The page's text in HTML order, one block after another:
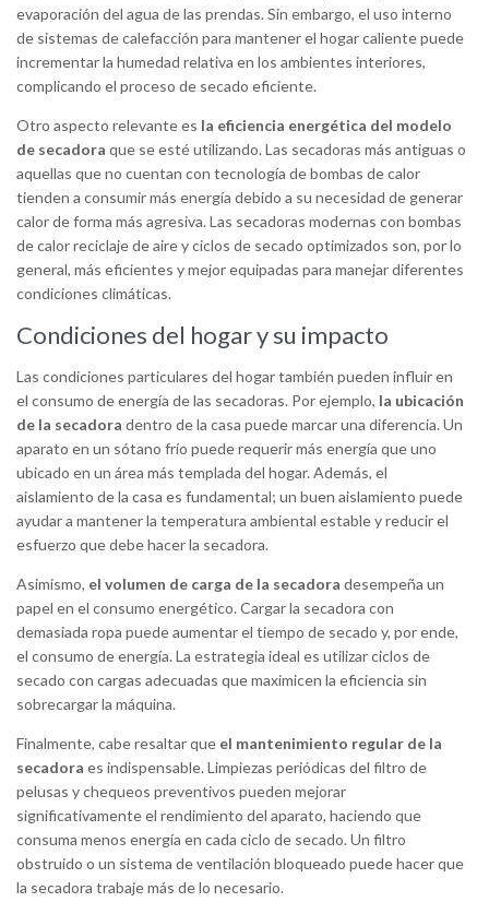
evaporación del agua de las prendas. Sin embargo, el uso interno
de sistemas de calefacción para mantener el hogar caliente puede
incrementar la humedad relativa en los ambientes interiores,
complicando el proceso de secado eficiente.
Otro aspecto relevante es la eficiencia energética del modelo
de secadora que se esté utilizando. Las secadoras más antiguas o
aquellas que no cuentan con tecnología de bombas de calor
tienden a consumir más energía debido a su necesidad de generar
calor de forma más agresiva. Las secadoras modernas con bombas
de calor reciclaje de aire y ciclos de secado optimizados son, por lo
general, más eficientes y mejor equipadas para manejar diferentes
condiciones climáticas.
Condiciones del hogar y su impacto
Las condiciones particulares del hogar también pueden influir en
el consumo de energía de las secadoras. Por ejemplo, la ubicación
de la secadora dentro de la casa puede marcar una diferencia. Un
aparato en un sótano frío puede requerir más energía que uno
ubicado en un área más templada del hogar. Además, el
aislamiento de la casa es fundamental; un buen aislamiento puede
ayudar a mantener la temperatura ambiental estable y reducir el
esfuerzo que debe hacer la secadora.
Asimismo, el volumen de carga de la secadora desempeña un
papel en el consumo energético. Cargar la secadora con
demasiada ropa puede aumentar el tiempo de secado y, por ende,
el consumo de energía. La estrategia ideal es utilizar ciclos de
secado con cargas adecuadas que maximicen la eficiencia sin
sobrecargar la máquina.
Finalmente, cabe resaltar que el mantenimiento regular de la
secadora es indispensable. Limpiezas periódicas del filtro de
pelusas y chequeos preventivos pueden mejorar
significativamente el rendimiento del aparato, haciendo que
consuma menos energía en cada ciclo de secado. Un filtro
obstruido o un sistema de ventilación bloqueado puede hacer que
la secadora trabaje más de lo necesario.